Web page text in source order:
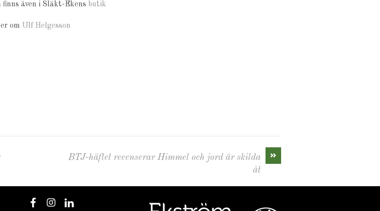
finns även i Släkt-Ekens butik
om Ulf Helgesson
»
BTJ-häftet recenserar Himmel och jord är skilda
åt